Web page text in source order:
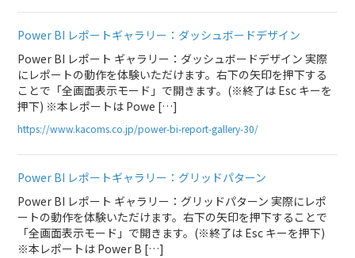
Power BI レポートギャラリー：ダッシュボードデザイン
Power BI レポート ギャラリー：ダッシュボードデザイン 実際
にレポートの動作を体験いただけます。右下の矢印を押下する
ことで「全画面表示モード」で開きます。(※終了は Esc キーを
押下) ※本レポートは Powe […]
https://www.kacoms.co.jp/power-bi-report-gallery-30/
Power BI レポートギャラリー：グリッドパターン
Power BI レポート ギャラリー：グリッドパターン 実際にレポ
ートの動作を体験いただけます。右下の矢印を押下することで
「全画面表示モード」で開きます。(※終了は Esc キーを押下)
※本レポートは Power B […]